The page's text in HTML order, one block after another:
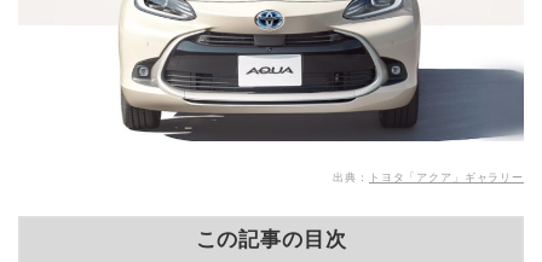
出典： トヨタ「アクア」ギャラリー
この記事の目次